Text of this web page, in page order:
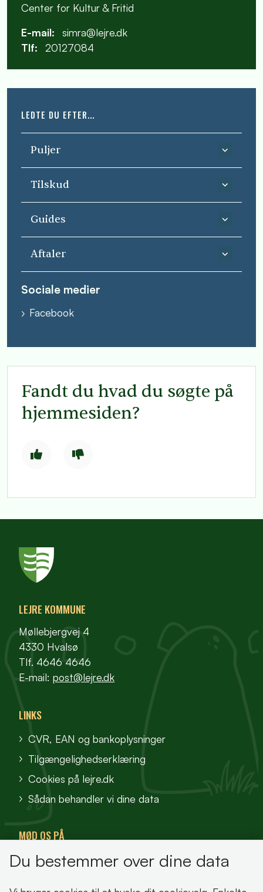
Center for Kultur & Fritid
E-mail:
simra@lejre.dk
Tlf:
20127084
LEDTE DU EFTER...
Puljer
Tilskud
Guides
Aftaler
Sociale medier
Facebook
Fandt du hvad du søgte på
hjemmesiden?
LEJRE KOMMUNE
Møllebjergvej 4
4330 Hvalsø
Tlf. 4646 4646
E-mail: post@lejre.dk
LINKS
CVR, EAN og bankoplysninger
Tilgængelighedserklæring
Cookies på lejre.dk
Sådan behandler vi dine data
MØD OS PÅ
VisitFjordlandet
Du bestemmer over dine data